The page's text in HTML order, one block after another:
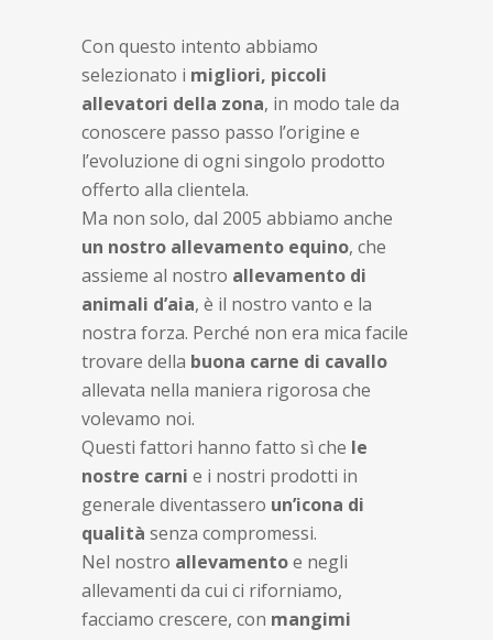
Con questo intento abbiamo
selezionato i migliori, piccoli
allevatori della zona, in modo tale da
conoscere passo passo l’origine e
l’evoluzione di ogni singolo prodotto
offerto alla clientela.
Ma non solo, dal 2005 abbiamo anche
un nostro allevamento equino, che
assieme al nostro allevamento di
animali d’aia, è il nostro vanto e la
nostra forza. Perché non era mica facile
trovare della buona carne di cavallo
allevata nella maniera rigorosa che
volevamo noi.
Questi fattori hanno fatto sì che le
nostre carni e i nostri prodotti in
generale diventassero un’icona di
qualità senza compromessi.
Nel nostro allevamentoe negli
allevamenti da cui ci riforniamo,
facciamo crescere, con mangimi